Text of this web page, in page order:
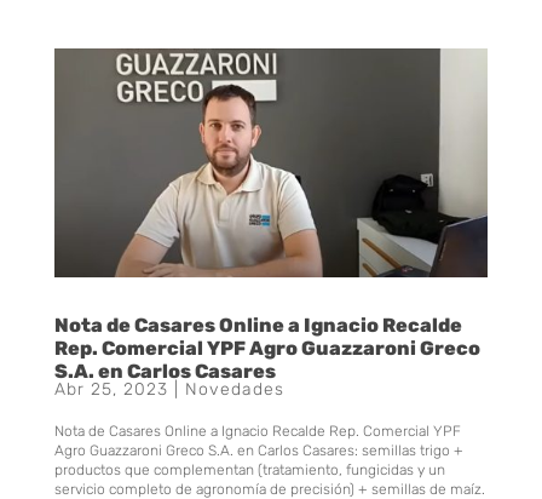
Nota de Casares Online a Ignacio Recalde
Rep. Comercial YPF Agro Guazzaroni Greco
S.A. en Carlos Casares
Abr 25, 2023 Novedades
Nota de Casares Online a Ignacio Recalde Rep. Comercial YPF
Agro Guazzaroni Greco S.A. en Carlos Casares: semillas trigo +
productos que complementan (tratamiento, fungicidas y un
servicio completo de agronomía de precisión) + semillas de maíz.